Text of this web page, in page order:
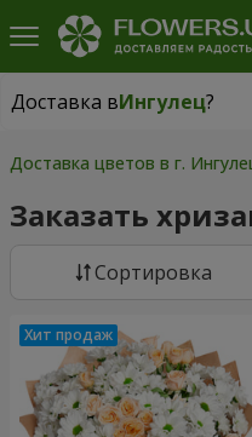
Доставка вИнгулец?
Доставка вИнгулец|
Доставка цветов в г.
Заказать
Cортировка